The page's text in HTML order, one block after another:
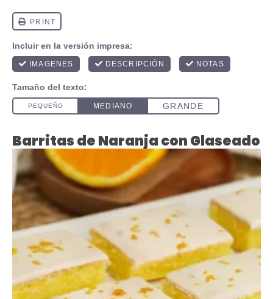
Barritas de Naranja con Glaseado